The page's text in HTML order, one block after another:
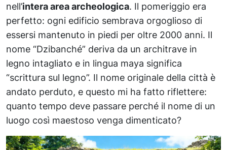
nell’intera area archeologica. Il pomeriggio era
perfetto: ogni edificio sembrava orgoglioso di
essersi mantenuto in piedi per oltre 2000 anni. Il
nome “Dzibanché” deriva da un architrave in
legno intagliato e in lingua maya significa
“scrittura sul legno”. Il nome originale della città è
andato perduto, e questo mi ha fatto riflettere:
quanto tempo deve passare perché il nome di un
luogo così maestoso venga dimenticato?